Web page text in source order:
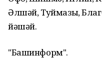
Әлшәй, Туймазы,
йәшәй.
"Башинформ".